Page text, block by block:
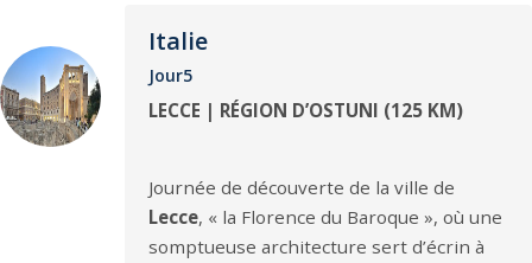
Italie
Jour5
LECCE | RÉGION D’OSTUNI (125 KM)
Journée de découverte de la ville de
Lecce, « la Florence du Baroque », où une
somptueuse architecture sert d’écrin à